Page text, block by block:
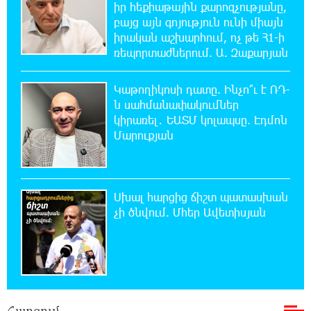
9:59:49 9-08-2026
Սխալ հարցից ճիշտ պատասխան չի ծնվում.
Մհեր Ավետիսյան
Պետությունը կարծիքներով չի
կառավարվում. այն կառավարվում է
գիտելիքով ու պատասխանատվությամբ. Մհեր Ավետիսյան
9:28:15 9-08-2026
էլեկտրակայանը կկառուցվի Ամուրի
մարզում
1:00:08 9-08-2026
Օգոստոսի 10-ից 13-ը գազանջատումներ են
սպասվում
իր հեքիաթային քարոզչությանը,
բայց այն գոյություն ունի միայն
իրական աշխարհում, ոչ թե Հ1-ի
ռեպորտաժներում. Ա. Զաքարյան
Կաթողիկոսի դատը. Ինչո՞ւ է ՌԴ-
ն սահմանափակումներ
կիրառել․ ԵԱՏՄ կոլապսը. Էդմոն
Մարուքյան
Սխալ հարցից ճիշտ պատասխան
չի ծնվում. Մհեր Ավետիսյան